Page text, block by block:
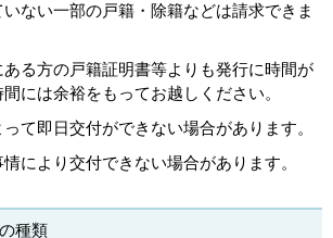
ない一部の戸籍・除籍などは請求できま
る方の戸籍証明書等よりも発行に時間が
には余裕をもってお越しください。
て即日交付ができない場合があります。
により交付できない場合があります。
種類